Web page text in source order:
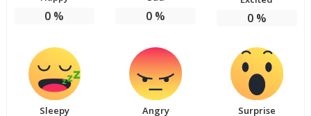
0 % 0 % 0%
Sleepy Angry Surprise